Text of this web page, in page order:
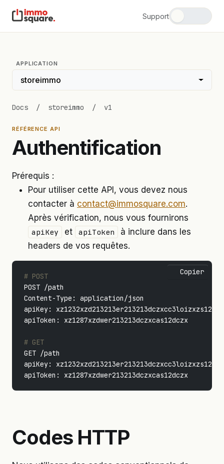
Support
APPLICATION
storeimmo
Docs / storeimmo / v1
RÉFÉRENCE API
Authentification
Prérequis :
Pour utiliser cette API, vous devez nous
contacter à contact@immosquare.com.
Après vérification, nous vous fournirons
apiKey et apiToken
à inclure dans les
headers de vos requêtes.
# POST
POST /path
Content-Type: application/json
apiKey:
apiToken: xz1287xzdwer213213dczxcas12dczx
# GET
GET /path
apiKey:
Copier
Codes HTTP